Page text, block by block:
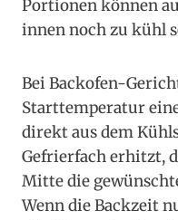
Portionen können
innen noch zu kühl
Bei Backofen-
Starttemperatur
direkt aus dem
Gefrierfach erhitzt,
Mitte die
Wenn die Backzeit